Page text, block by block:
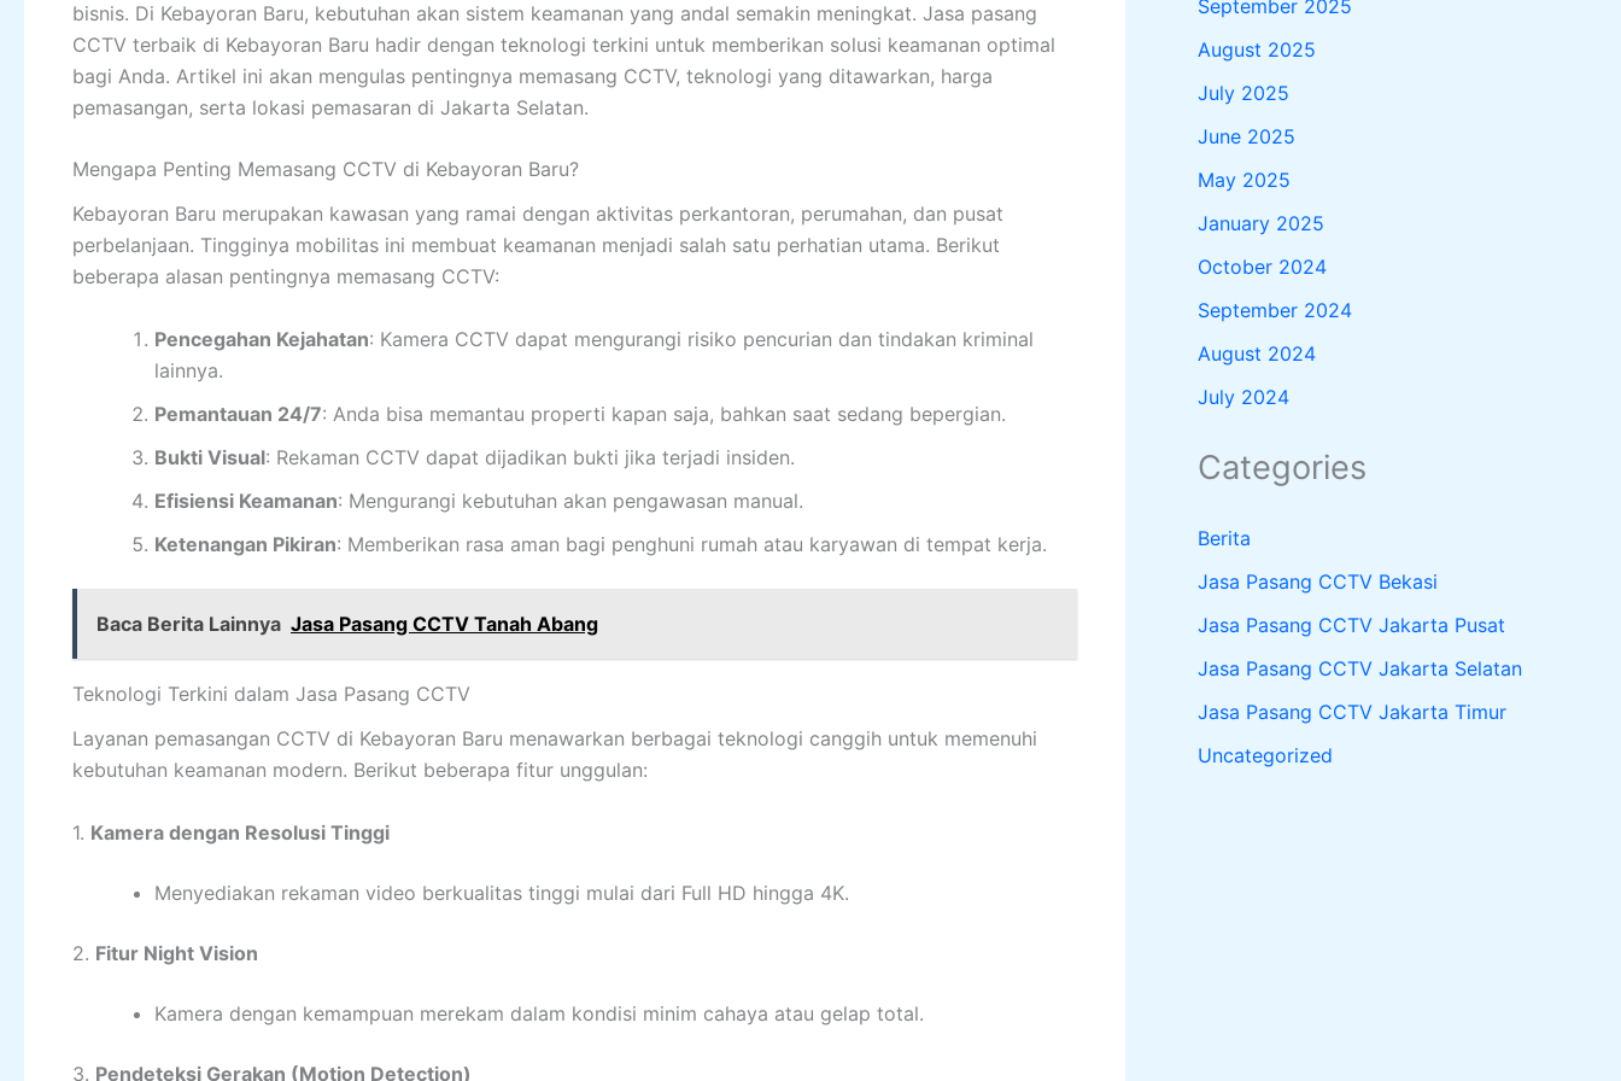
bisnis. Di Kebayoran Baru, kebutuhan akan sistem keamanan yang andal semakin meningkat. Jasa pasang
CCTV terbaik di Kebayoran Baru hadir dengan teknologi terkini untuk memberikan solusi keamanan optimal
bagi Anda. Artikel ini akan mengulas pentingnya memasang CCTV, teknologi yang ditawarkan, harga
pemasangan, serta lokasi pemasaran di Jakarta Selatan.
Mengapa Penting Memasang CCTV di Kebayoran Baru?
Kebayoran Baru merupakan kawasan yang ramai dengan aktivitas perkantoran, perumahan, dan pusat
perbelanjaan. Tingginya mobilitas ini membuat keamanan menjadi salah satu perhatian utama. Berikut
beberapa alasan pentingnya memasang CCTV:
Pencegahan Kejahatan: Kamera CCTV dapat mengurangi risiko pencurian dan tindakan kriminal
lainnya.
Pemantauan 24/7: Anda bisa memantau properti kapan saja, bahkan saat sedang bepergian.
Bukti Visual: Rekaman CCTV dapat dijadikan bukti jika terjadi insiden.
Efisiensi Keamanan: Mengurangi kebutuhan akan pengawasan manual.
Ketenangan Pikiran: Memberikan rasa aman bagi penghuni rumah atau karyawan di tempat kerja.
Baca Berita Lainnya Jasa Pasang CCTV Tanah Abang
Teknologi Terkini dalam Jasa Pasang CCTV
Layanan pemasangan CCTV di Kebayoran Baru menawarkan berbagai teknologi canggih untuk memenuhi
kebutuhan keamanan modern. Berikut beberapa fitur unggulan:
1. Kamera dengan Resolusi Tinggi
Menyediakan rekaman video berkualitas tinggi mulai dari Full HD hingga 4K.
2. Fitur Night Vision
Kamera dengan kemampuan merekam dalam kondisi minim cahaya atau gelap total.
3. Pendeteksi Gerakan (Motion Detection)
September 2025
August 2025
July 2025
June 2025
May 2025
January 2025
October 2024
September 2024
August 2024
July 2024
Categories
Berita
Jasa Pasang CCTV Bekasi
Jasa Pasang CCTV Jakarta Pusat
Jasa Pasang CCTV Jakarta Selatan
Jasa Pasang CCTV Jakarta Timur
Uncategorized